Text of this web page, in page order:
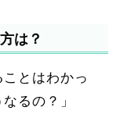
は？
ことはわかっ
るの？」